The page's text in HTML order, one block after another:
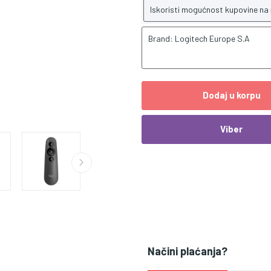
Iskoristi mogućnost kupovine
Brand: Logitech Europe S.A
Dodaj u korpu
Viber
Načini plaćanja?